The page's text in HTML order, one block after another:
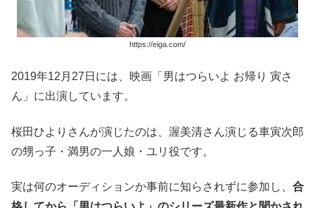
https://eiga.com/
2019年12月27日には、映画「男はつらいよ お帰り 寅さ
ん」に出演しています。
桜田ひよりさんが演じたのは、渥美清さん演じる車寅次郎
の甥っ子・満男の一人娘・ユリ役です。
実は何のオーディションか事前に知らされずに参加し、 合